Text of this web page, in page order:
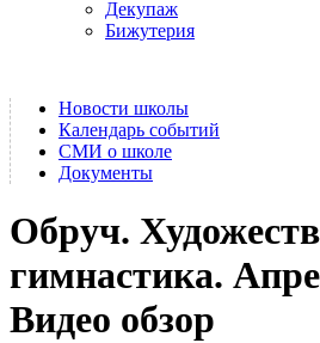
Декупаж
Бижутерия
Новости школы
Календарь событий
СМИ о школе
Документы
Обруч.
гимнастика.
Видео обзор